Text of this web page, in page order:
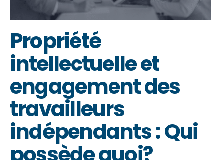
Propriété
intellectuelle et
engagement des
travailleurs
indépendants : Qui